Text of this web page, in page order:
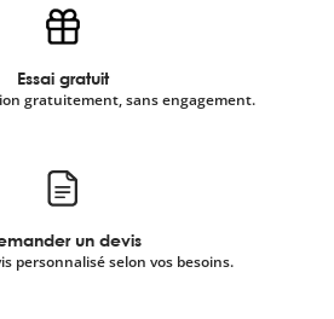
Essai gratuit
gratuitement, sans engagement.
un devis
personnalisé selon vos besoins.